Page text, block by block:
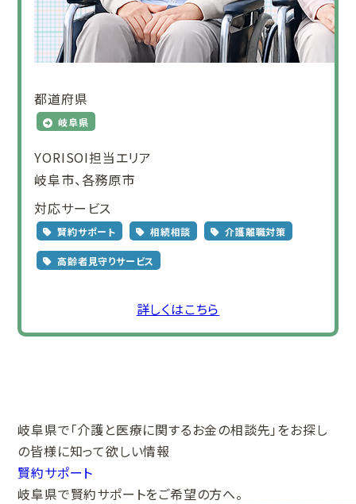
都道府県
岐阜県
YORISOI担当エリア
岐阜市、各務原市
対応サービス
賢約サポート 相続相談 介護離職対策
高齢者見守りサービス
詳しくはこちら
岐阜県で「介護と医療に関するお金の相談先」をお探し
の皆様に知って欲しい情報
賢約サポート
岐阜県で賢約サポートをご希望の方へ。